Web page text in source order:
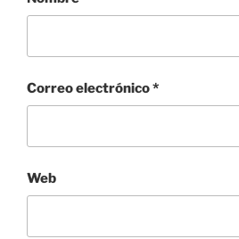
Correo electrónico*
Web